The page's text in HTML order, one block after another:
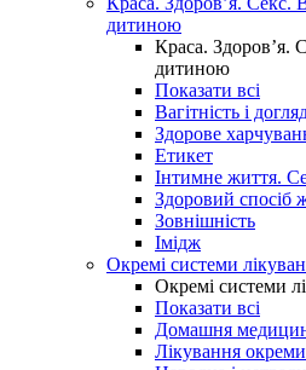
дитиною
Краса. Здоров’я.
дитиною
Показати всі
Вагітність і
Здорове
Етикет
Інтимне життя.
Здоровий спосіб
Зовнішність
Імідж
Окремі системи
Окремі системи
Показати всі
Домашня
Лікування